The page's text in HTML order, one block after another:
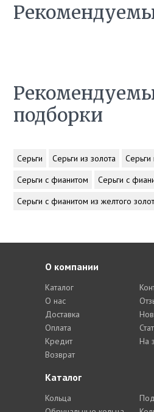
подборки
Серьги Серьги из золота
Серьги
Серьги с фианитом
Серьги с
Серьги с фианитом из желтого
Каталог
Кольца
О компании
Каталог
О нас
Доставка
Оплата
Кредит
Возврат
На